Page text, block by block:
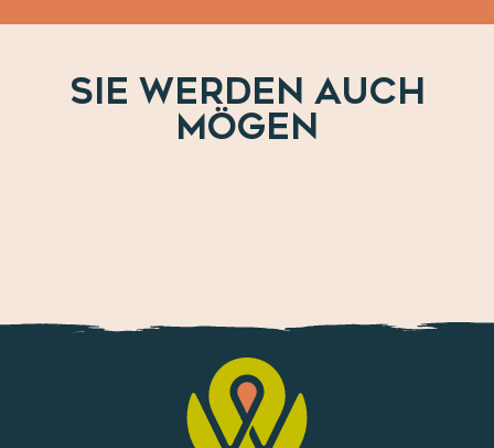
SIE WERDEN AUCH
MÖGEN